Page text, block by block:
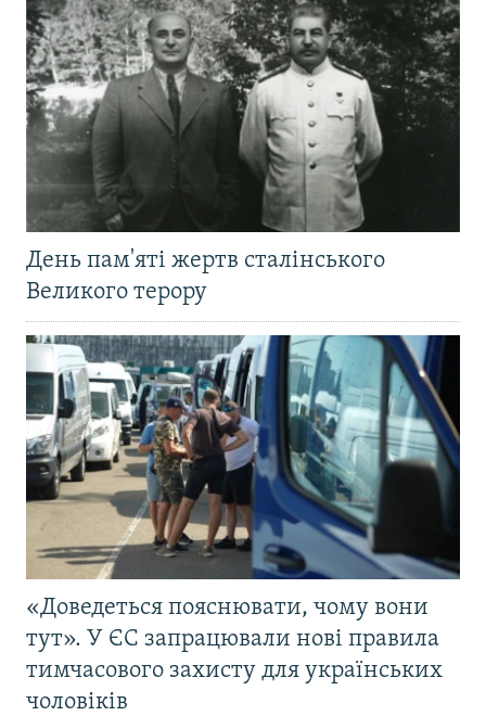
День пам'яті жертв сталінського
Великого терору
«Доведеться пояснювати, чому вони
тут». У ЄС запрацювали нові правила
тимчасового захисту для українських
чоловіків